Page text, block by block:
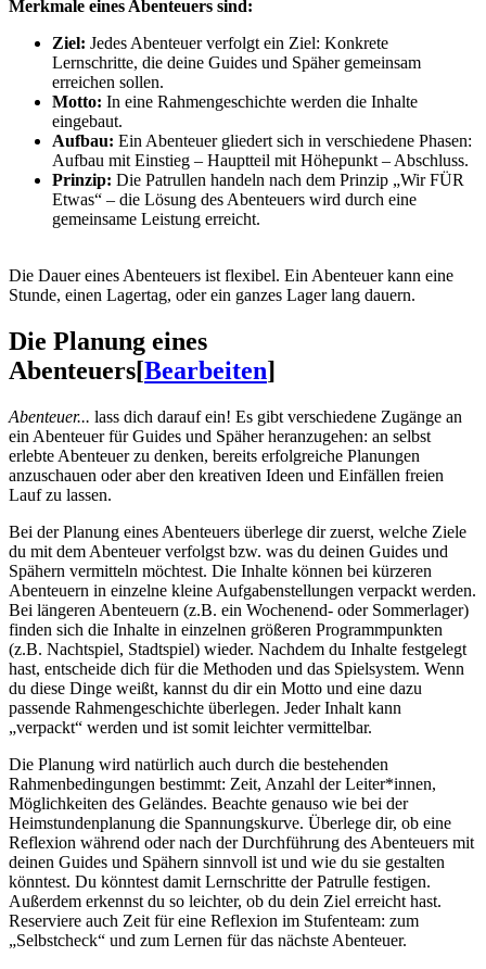
Merkmale eines Abenteuers sind:
Ziel: Jedes Abenteuer verfolgt ein Ziel: Konkrete
Lernschritte, die deine Guides und Späher gemeinsam
erreichen sollen.
Motto: In eine Rahmengeschichte werden die Inhalte
eingebaut.
Aufbau: Ein Abenteuer gliedert sich in verschiedene Phasen:
Aufbau mit Einstieg – Hauptteil mit Höhepunkt – Abschluss.
Prinzip: Die Patrullen handeln nach dem Prinzip „Wir FÜR
Etwas“ – die Lösung des Abenteuers wird durch eine
gemeinsame Leistung erreicht.
Die Dauer eines Abenteuers ist flexibel. Ein Abenteuer kann eine
Stunde, einen Lagertag, oder ein ganzes Lager lang dauern.
Die Planung eines
Abenteuers[Bearbeiten]
Abenteuer... lass dich darauf ein! Es gibt verschiedene Zugänge an
ein Abenteuer für Guides und Späher heranzugehen: an selbst
erlebte Abenteuer zu denken, bereits erfolgreiche Planungen
anzuschauen oder aber den kreativen Ideen und Einfällen freien
Lauf zu lassen.
Bei der Planung eines Abenteuers überlege dir zuerst, welche Ziele
du mit dem Abenteuer verfolgst bzw. was du deinen Guides und
Spähern vermitteln möchtest. Die Inhalte können bei kürzeren
Abenteuern in einzelne kleine Aufgabenstellungen verpackt werden.
Bei längeren Abenteuern (z.B. ein Wochenend- oder Sommerlager)
finden sich die Inhalte in einzelnen größeren Programmpunkten
(z.B. Nachtspiel, Stadtspiel) wieder. Nachdem du Inhalte festgelegt
hast, entscheide dich für die Methoden und das Spielsystem. Wenn
du diese Dinge weißt, kannst du dir ein Motto und eine dazu
passende Rahmengeschichte überlegen. Jeder Inhalt kann
„verpackt“ werden und ist somit leichter vermittelbar.
Die Planung wird natürlich auch durch die bestehenden
Rahmenbedingungen bestimmt: Zeit, Anzahl der Leiter*innen,
Möglichkeiten des Geländes. Beachte genauso wie bei der
Heimstundenplanung die Spannungskurve. Überlege dir, ob eine
Reflexion während oder nach der Durchführung des Abenteuers mit
deinen Guides und Spähern sinnvoll ist und wie du sie gestalten
könntest. Du könntest damit Lernschritte der Patrulle festigen.
Außerdem erkennst du so leichter, ob du dein Ziel erreicht hast.
Reserviere auch Zeit für eine Reflexion im Stufenteam: zum
„Selbstcheck“ und zum Lernen für das nächste Abenteuer.